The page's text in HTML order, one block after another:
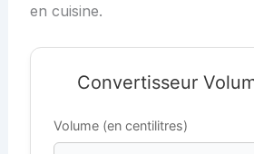
en cuisine.
Convertisseur
Volume (en centilitres)